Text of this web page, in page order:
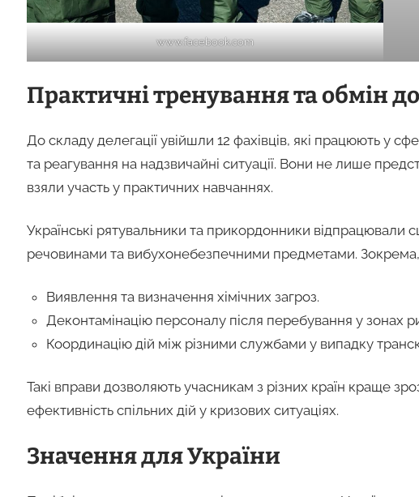
www.facebook.com
Практичні тренування та обмін
До складу делегації увійшли 12 фахівців, які працюють у
та реагування на надзвичайні ситуації. Вони не лише
взяли участь у практичних навчаннях.
Українські рятувальники та прикордонники відпрацювали
речовинами та вибухонебезпечними предметами.
Виявлення та визначення хімічних загроз.
Деконтамінацію персоналу після перебування у зонах
Координацію дій між різними службами у випадку
Такі вправи дозволяють учасникам з різних країн краще
ефективність спільних дій у кризових ситуаціях.
Значення для України